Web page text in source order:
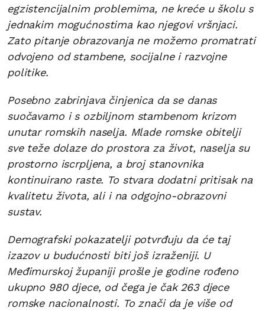
egzistencijalnim problemima, ne kreće u školu s
jednakim mogućnostima kao njegovi vršnjaci.
Zato pitanje obrazovanja ne možemo promatrati
odvojeno od stambene, socijalne i razvojne
politike.
Posebno zabrinjava činjenica da se danas
suočavamo i s ozbiljnom stambenom krizom
unutar romskih naselja. Mlade romske obitelji
sve teže dolaze do prostora za život, naselja su
prostorno iscrpljena, a broj stanovnika
kontinuirano raste. To stvara dodatni pritisak na
kvalitetu života, ali i na odgojno-obrazovni
sustav.
Demografski pokazatelji potvrđuju da će taj
izazov u budućnosti biti još izraženiji. U
Međimurskoj županiji prošle je godine rođeno
ukupno 980 djece, od čega je čak 263 djece
romske nacionalnosti. To znači da je više od